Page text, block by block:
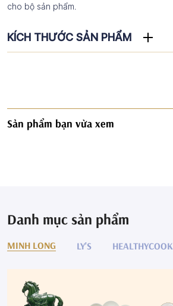
cho bộ sản phẩm.
KÍCH THƯỚC SẢN PHẨM
Sản phẩm bạn vừa xem
Danh mục sản phẩm
MINH LONG LY'S HEALTHYCOOK